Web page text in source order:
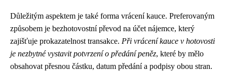
Důležitým aspektem je také forma vrácení kauce. Preferovaným
způsobem je bezhotovostní převod na účet nájemce, který
zajišťuje prokazatelnost transakce. Při vrácení kauce v hotovosti
je nezbytné vystavit potvrzení o předání peněz, které by mělo
obsahovat přesnou částku, datum předání a podpisy obou stran.